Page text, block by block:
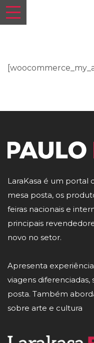
LaraKasa é um portal
mesa posta, os
feiras nacionais e
principais
novo no setor.
Apresenta
viagens
posta. Também
sobre arte e cultura